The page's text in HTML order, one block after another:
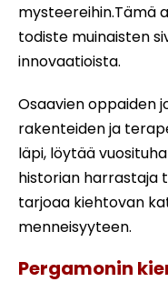
mysteereihin.Tämä
todiste muinaisten
innovaatioista.
Osaavien oppaiden
rakenteiden ja
läpi, löytää
historian harrastaja
tarjoaa kiehtovan
menneisyyteen.
Pergamonin